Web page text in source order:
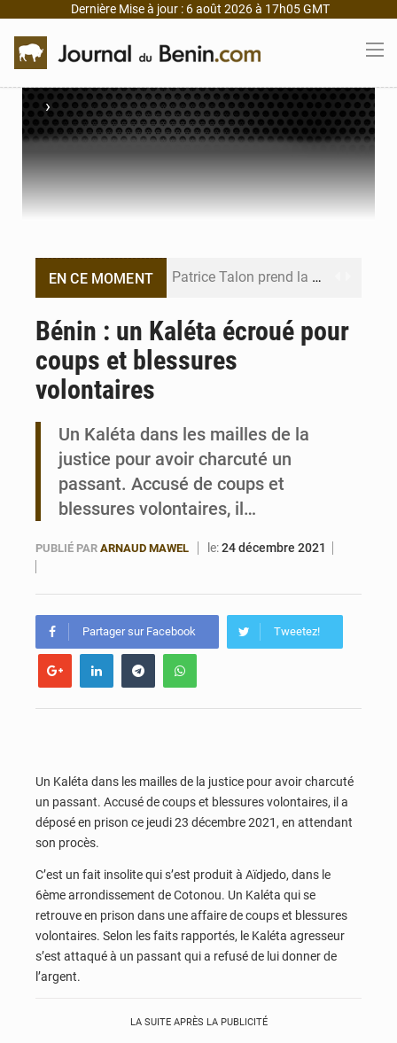
Dernière Mise à jour : 6 août 2026 à 17h05 GMT
›
EN CE MOMENT Patrice Talon prend la tête du premier bureau du Sénat du Bénin
Bénin : 14,5 milliards de dollars pour faire de la CDN 3.0 un bouclier économique
Bénin : un Kaléta écroué pour
coups et blessures
volontaires
Un Kaléta dans les mailles de la
justice pour avoir charcuté un
passant. Accusé de coups et
blessures volontaires, il…
PUBLIÉ PAR ARNAUD MAWEL le:24 décembre 2021
Partager sur Facebook Tweetez!
Un Kaléta dans les mailles de la justice pour avoir charcuté
un passant. Accusé de coups et blessures volontaires, il a
déposé en prison ce jeudi 23 décembre 2021, en attendant
son procès.
C’est un fait insolite qui s’est produit à Aïdjedo, dans le
6ème arrondissement de Cotonou. Un Kaléta qui se
retrouve en prison dans une affaire de coups et blessures
volontaires. Selon les faits rapportés, le Kaléta agresseur
s’est attaqué à un passant qui a refusé de lui donner de
l’argent.
LA SUITE APRÈS LA PUBLICITÉ